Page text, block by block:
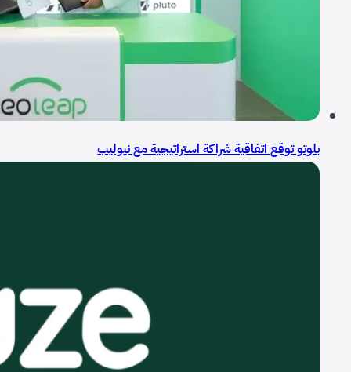
بلوتو توقع اتفاقية شراكة استراتيجية مع نيوليب